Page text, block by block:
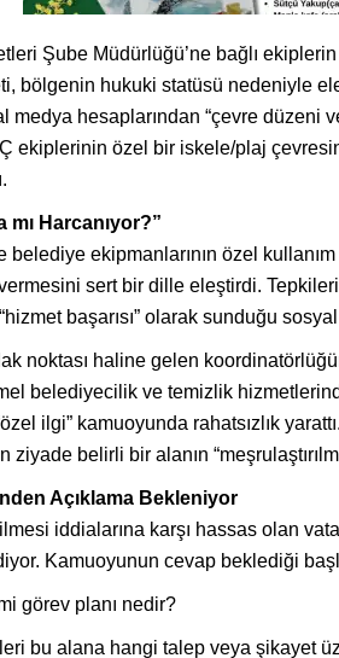
Şube Müdürlüğü’ne bağlı
bölgenin hukuki statüsü nedeniyle
medya hesaplarından “çevre düzeni
ekiplerinin özel bir iskele/plaj
mı Harcanıyor?”
ekipmanlarının özel
sert bir dille eleştirdi.
başarısı” olarak sunduğu
noktası haline gelen
belediyecilik ve temizlik
ilgi” kamuoyunda rahatsızlık
belirli bir alanın
Açıklama Bekleniyor
iddialarına karşı hassas olan
Kamuoyunun cevap beklediği
görev planı nedir?
bu alana hangi talep veya şikayet